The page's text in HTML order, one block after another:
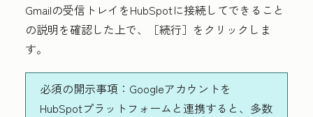
Gmailの受信トレイをHubSpotに接続してできること
の説明を確認した上で、
［続行］ をクリックしま
す。
必須の開示事項： Googleアカウントを
HubSpotプラットフォームと連携すると、多数